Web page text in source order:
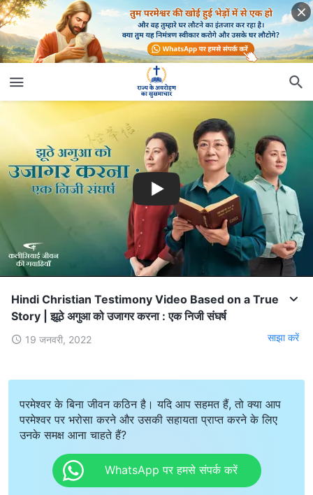
Hindi Christian Testimony Video Based on a True
Story | झूठे अगुआ को उजागर करना : एक निजी संघर्ष
19 जनवरी, 2022 साझा करें
परमेश्वर के बिना जीवन कठिन है। यदि आप सहमत हैं, तो क्या आप
परमेश्वर पर भरोसा करने और उसकी सहायता प्राप्त करने के लिए
उनके समक्ष आना चाहते हैं?
WhatsApp पर हमसे संपर्क करें